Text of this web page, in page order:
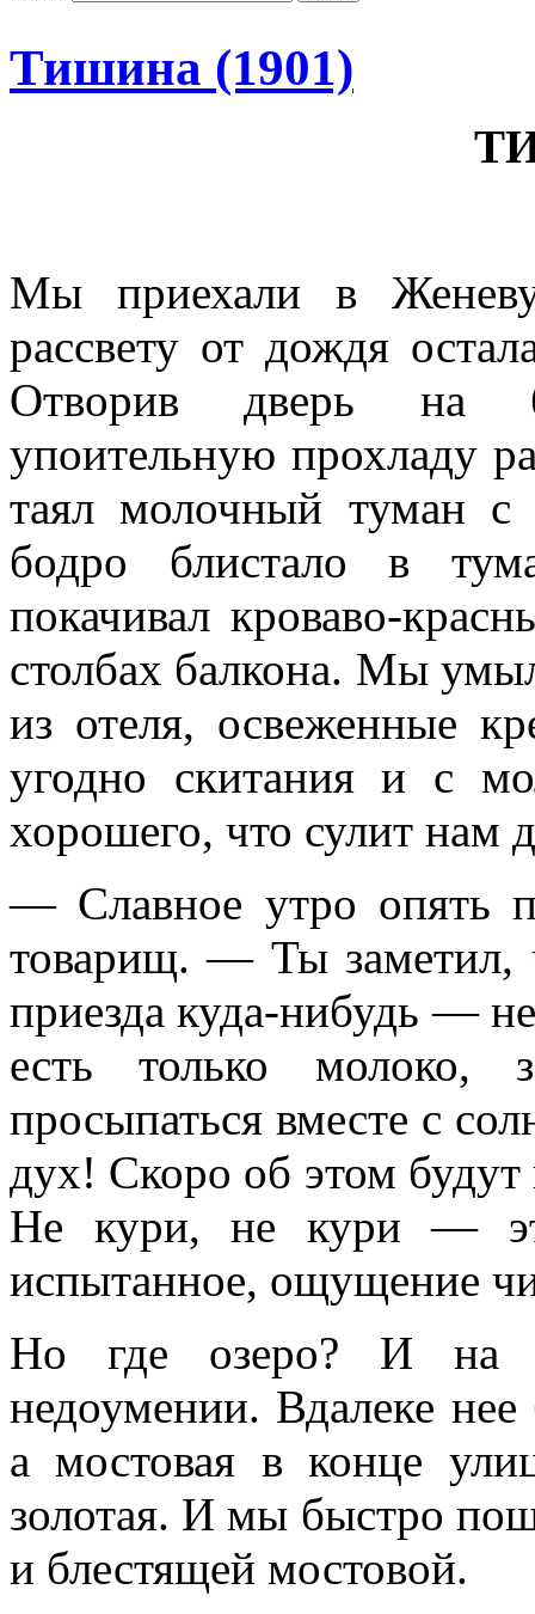
Тишина (1901)
Мы приехали в
рассвету от дождя
Отворив дверь на
упоительную прохладу
таял молочный туман с
бодро блистало в
покачивал кроваво-
столбах балкона. Мы
из отеля, освеженные
угодно скитания и с
хорошего, что сулит нам
— Славное утро опять
товарищ. — Ты заметил,
приезда куда-нибудь —
есть только молоко,
просыпаться вместе с
дух! Скоро об этом
Не кури, не кури —
испытанное, ощущение
Но где озеро? И на
недоумении. Вдалеке
а мостовая в конце
золотая. И мы быстро
и блестящей мостовой.